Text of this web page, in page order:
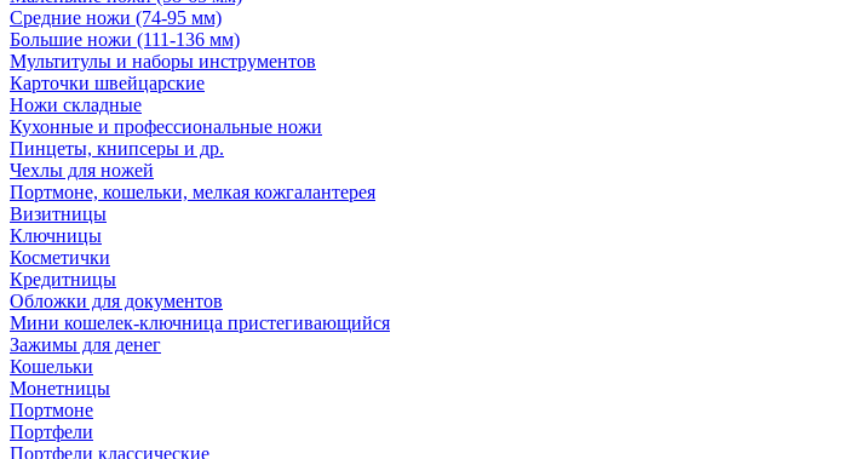
Средние ножи (74-95 мм)
Большие ножи (111-136 мм)
Мультитулы и наборы инструментов
Карточки швейцарские
Ножи складные
Кухонные и профессиональные ножи
Пинцеты, книпсеры и др.
Чехлы для ножей
Портмоне, кошельки, мелкая кожгалантерея
Визитницы
Ключницы
Косметички
Кредитницы
Обложки для документов
Мини кошелек-ключница пристегивающийся
Зажимы для денег
Кошельки
Монетницы
Портмоне
Портфели
Портфели классические